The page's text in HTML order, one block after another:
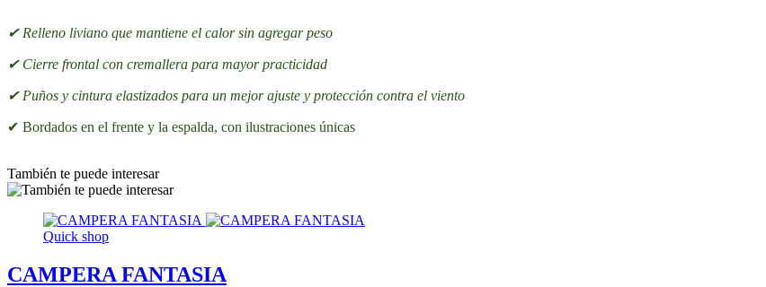
✔ Relleno liviano que mantiene el calor sin agregar peso
✔ Cierre frontal con cremallera para mayor practicidad
✔ Puños y cintura elastizados para un mejor ajuste y protección contra el viento
✔ Bordados en el frente y la espalda, con ilustraciones únicas
También te puede interesar
Quick shop
CAMPERA FANTASIA